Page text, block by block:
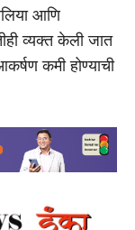
आणि
व्यक्त केली जात
कमी होण्याची